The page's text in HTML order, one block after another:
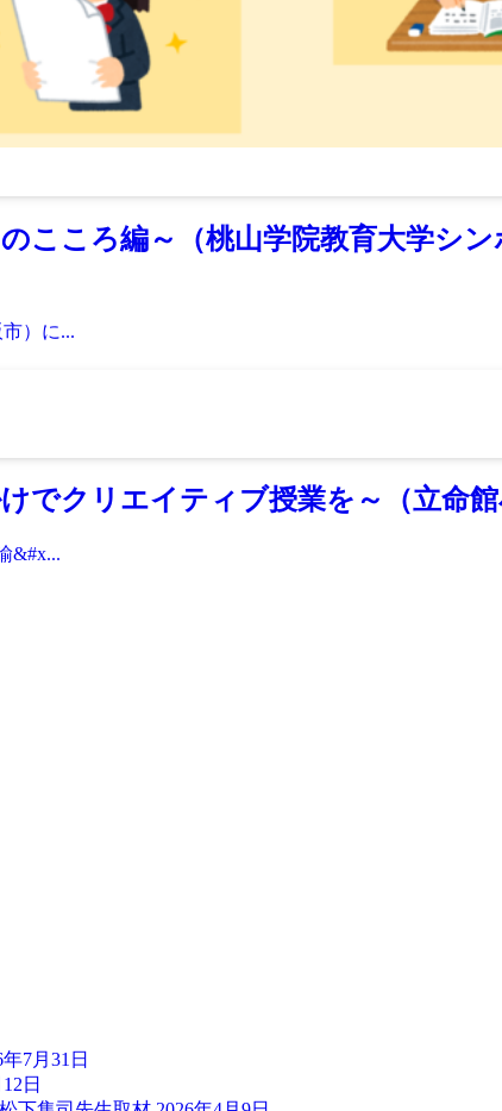
こころ編～（桃山学院教育大学
）に...
でクリエイティブ授業を～（立命
&#x...
年7月31日
日